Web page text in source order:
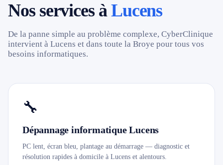
Jura & Plateau
→ Toutes les zones d'intervention (21 villes)
079 716 53 82
Nos services àLucens
De la panne simple au problème complexe, CyberClinique
intervient à Lucens et dans toute la Broye pour tous vos
besoins informatiques.
🔧
Dépannage informatique Lucens
PC lent, écran bleu, plantage au démarrage — diagnostic et
résolution rapides à domicile à Lucens et alentours.